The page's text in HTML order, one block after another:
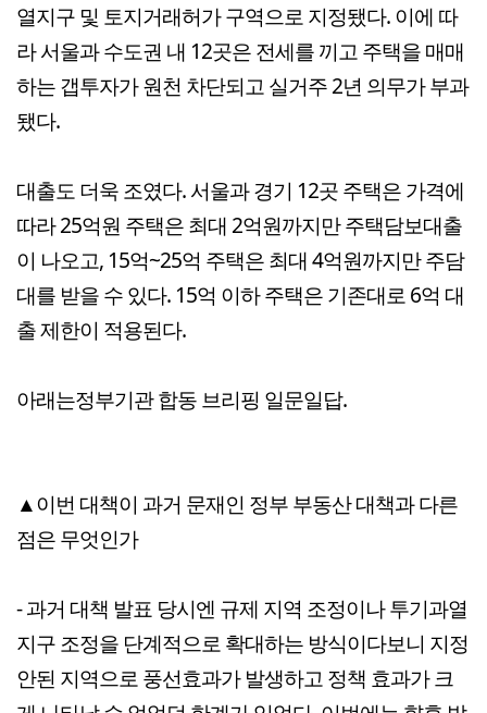
열지구 및 토지거래허가 구역으로 지정됐다. 이에 따
라 서울과 수도권 내 12곳은 전세를 끼고 주택을 매매
하는 갭투자가 원천 차단되고 실거주 2년 의무가 부과
됐다.
대출도 더욱 조였다. 서울과 경기 12곳 주택은 가격에
따라 25억원 주택은 최대 2억원까지만 주택담보대출
이 나오고, 15억~25억 주택은 최대 4억원까지만 주담
대를 받을 수 있다. 15억 이하 주택은 기존대로 6억 대
출 제한이 적용된다.
아래는정부기관 합동 브리핑 일문일답.
▲이번 대책이 과거 문재인 정부 부동산 대책과 다른
점은 무엇인가
- 과거 대책 발표 당시엔 규제 지역 조정이나 투기과열
지구 조정을 단계적으로 확대하는 방식이다보니 지정
안된 지역으로 풍선효과가 발생하고 정책 효과가 크